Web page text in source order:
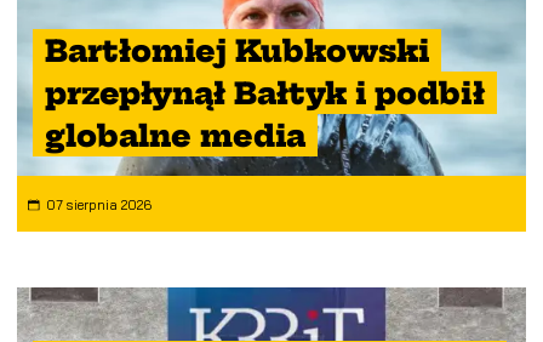
Bartłomiej Kubkowski
przepłynął Bałtyk i podbił
globalne media
07 sierpnia 2026